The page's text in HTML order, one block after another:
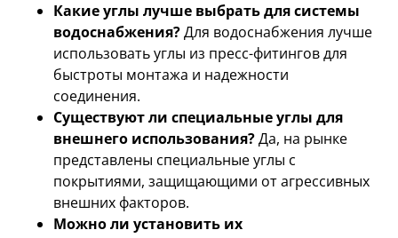
Какие углы лучше выбрать для системы
водоснабжения?Для водоснабжения лучше
использовать углы из пресс-фитингов для
быстроты монтажа и надежности
соединения.
Существуют ли специальные углы для
внешнего использования?Да, на рынке
представлены специальные углы с
покрытиями, защищающими от агрессивных
внешних факторов.
Можно ли установить их